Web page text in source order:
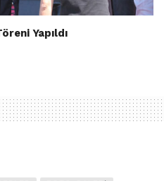
Yapıldı